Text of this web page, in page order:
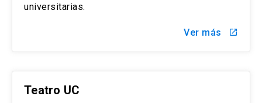
universitarias.
Ver más launch
Teatro UC